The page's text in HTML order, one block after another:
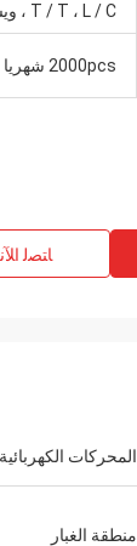
T / T ، L / C ، ويسترن يونيون ، موني جرام
2000pcs شهريا
ﺎﺘﺼﻟ ﺍﻶﻧ
المحركات
منطقة الغبار